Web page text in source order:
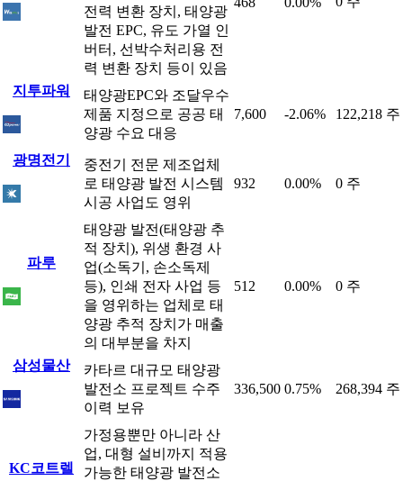
전력 변환 장치, 태양광
발전 EPC, 유도 가열 인
버터, 선박수처리용 전
력 변환 장치 등이 있음
지투파워
태양광EPC와 조달우수
제품 지정으로 공공 태
양광 수요 대응
7,600 -2.06% 122,218 주
광명전기
중전기 전문 제조업체
로 태양광 발전 시스템
시공 사업도 영위
932 0.00% 0 주
파루
태양광 발전(태양광 추
적 장치), 위생 환경 사
업(소독기, 손소독제
등), 인쇄 전자 사업 등
을 영위하는 업체로 태
양광 추적 장치가 매출
의 대부분을 차지
512 0.00% 0 주
삼성물산
카타르 대규모 태양광
발전소 프로젝트 수주
이력 보유
336,500 0.75% 268,394 주
KC코트렐
가정용뿐만 아니라 산
업, 대형 설비까지 적용
가능한 태양광 발전소